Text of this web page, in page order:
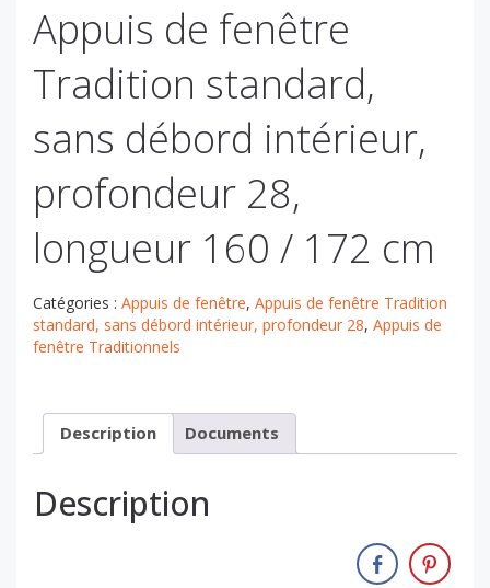
Appuis de fenêtre
Tradition standard,
sans débord intérieur,
profondeur 28,
longueur 160 / 172 cm
Catégories : Appuis de fenêtre, Appuis de fenêtre Tradition
standard, sans débord intérieur, profondeur 28, Appuis de
fenêtre Traditionnels
Description Documents
Description